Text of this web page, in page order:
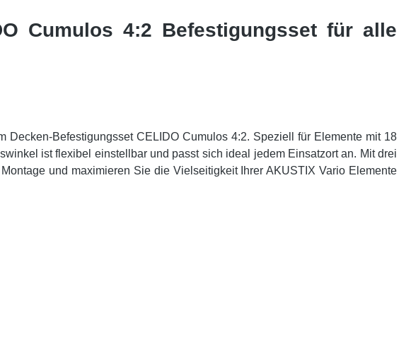
Cumulos 4:2 Befestigungsset für alle
Befestigungsset CELIDO Cumulos 4:2. Speziell für Elemente mit 18
ist flexibel einstellbar und passt sich ideal jedem Einsatzort an. Mit drei
und maximieren Sie die Vielseitigkeit Ihrer AKUSTIX Vario Elemente